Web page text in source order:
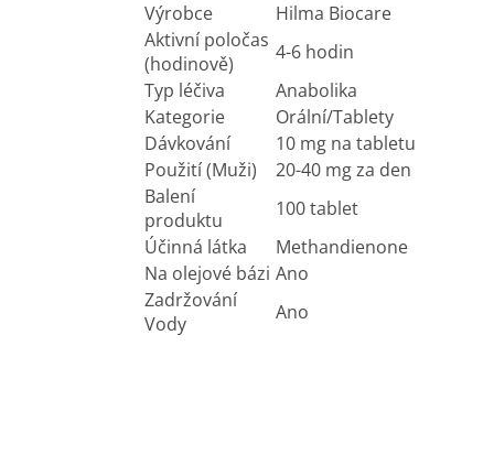
Výrobce
Hilma Biocare
Aktivní poločas
(hodinově)
4-6 hodin
Typ léčiva
Anabolika
Kategorie
Orální/Tablety
Dávkování
10 mg na tabletu
Použití (Muži)
20-40 mg za den
Balení
produktu
100 tablet
Účinná látka
Methandienone
Na olejové bázi Ano
Zadržování
Vody
Ano